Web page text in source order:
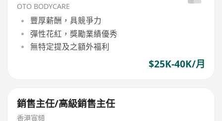
OTO BODYCARE
豐厚薪酬，具競爭力
彈性花紅，獎勵業績優秀
無特定提及之額外福利
$25K-40K/月
銷售主任/高級銷售主任
香港寬頻